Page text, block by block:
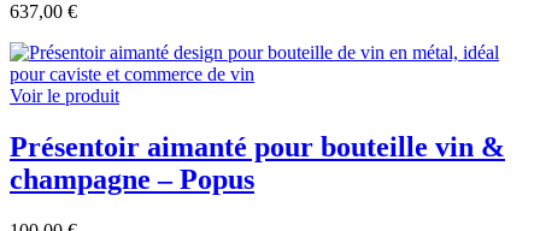
637,00 €
Voir le produit
Présentoir aimanté pour bouteille vin &
champagne – Popus